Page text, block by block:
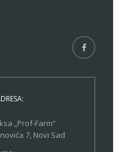
„Prof-Farm“
7, Novi Sad